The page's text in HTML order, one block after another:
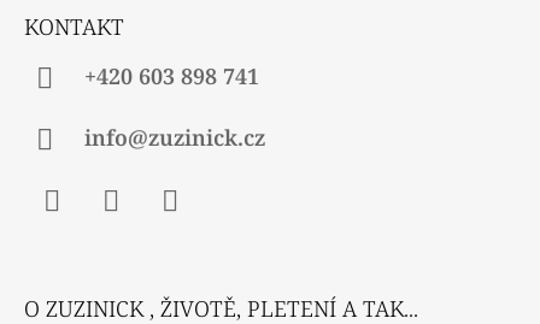
KONTAKT
+420 603 898 741
info@zuzinick.cz
O ZUZINICK , ŽIVOTĚ, PLETENÍ A TAK...